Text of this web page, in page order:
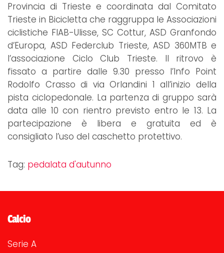
Provincia di Trieste e coordinata dal Comitato
Trieste in Bicicletta che raggruppa le Associazioni
ciclistiche FIAB-Ulisse, SC Cottur, ASD Granfondo
d’Europa, ASD Federclub Trieste, ASD 360MTB e
l’associazione Ciclo Club Trieste. Il ritrovo è
fissato a partire dalle 9.30 presso l’Info Point
Rodolfo Crasso di via Orlandini 1 all’inizio della
pista ciclopedonale. La partenza di gruppo sarà
data alle 10 con rientro previsto entro le 13. La
partecipazione è libera e gratuita ed è
consigliato l’uso del caschetto protettivo.
Tag: pedalata d'autunno
Calcio
Serie A